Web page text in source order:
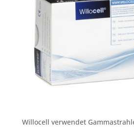
Willocell verwendet